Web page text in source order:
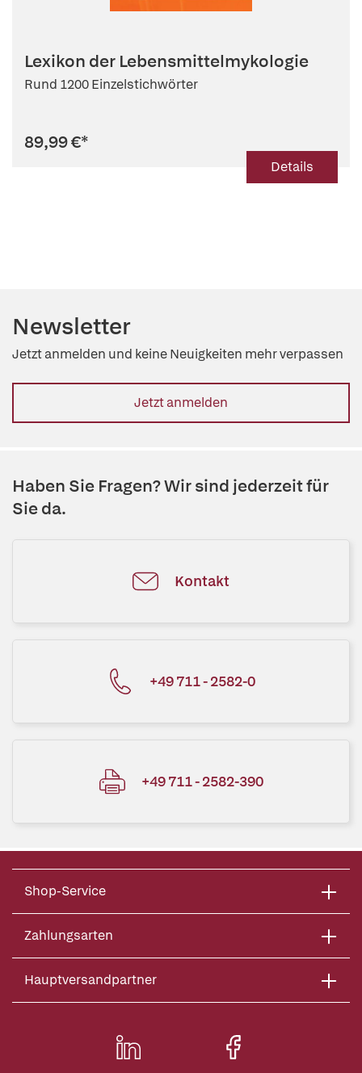
Lexikon der Lebensmittelmykologie
Rund 1200 Einzelstichwörter
89,99 €*
Details
Newsletter
Jetzt anmelden und keine Neuigkeiten mehr verpassen
Jetzt anmelden
Haben Sie Fragen? Wir sind jederzeit für
Sie da.
Kontakt
+49 711 - 2582-0
+49 711 - 2582-390
Shop-Service
Zahlungsarten
Hauptversandpartner